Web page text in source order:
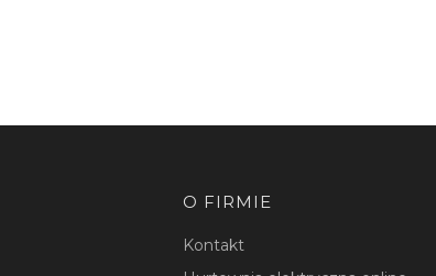
O FIRMIE
Kontakt